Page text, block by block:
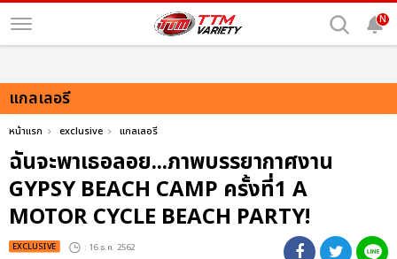
N
แกลเลอรี
หน้าแรก exclusive แกลเลอรี
ฉันจะพาเธอลอย...ภาพบรรยากาศงาน
GYPSY BEACH CAMP ครั้งที่1 A
MOTOR CYCLE BEACH PARTY!
EXCLUSIVE : 16 ธ.ค. 2562